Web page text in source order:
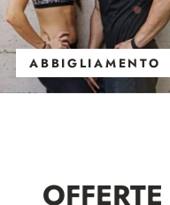
ABBIGLIAMENTO